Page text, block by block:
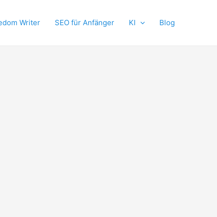
Writer SEO für Anfänger KI Blog